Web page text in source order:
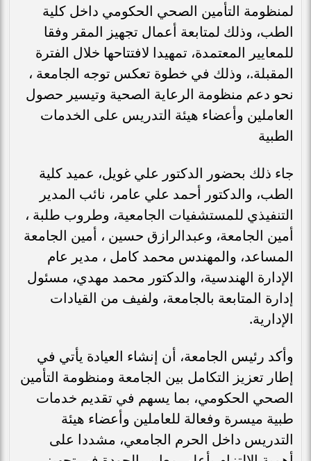
لمنظومة التأمين الصحي الحكومي داخل كلية
الطب، وذلك لمتابعة أعمال تجهيز المقر وفقا
للمعايير المعتمدة، تمهيدا لافتتاحها خلال الفترة
المقبلة.، وذلك في خطوة تعكس توجه الجامعة ،
نحو دعم منظومة الرعاية الصحية وتيسير حصول
العاملين وأعضاء هيئة التدريس على الخدمات
الطبية
جاء ذلك بحضور الدكتور علي غويل، عميد كلية
الطب، والدكتور أحمد علي عامر، نائب المدير
التنفيذي للمستشفيات الجامعية، وطروب طلبة ،
أمين الجامعة، وعبدالرازق حسين ، أمين الجامعة
المساعد، والمهندس محمد كامل ، مدير عام
الإدارة الهندسية، والدكتور محمد مهدي، مسئول
إدارة المتابعة بالجامعة، ولفيف من القيادات
الإدارية.
وأكد رئيس الجامعة، أن إنشاء العيادة يأتي في
إطار تعزيز التكامل بين الجامعة ومنظومة التأمين
الصحي الحكومي، بما يسهم في تقديم خدمات
طبية ميسرة وفعالة للعاملين وأعضاء هيئة
التدريس داخل الحرم الجامعي، مشددا على